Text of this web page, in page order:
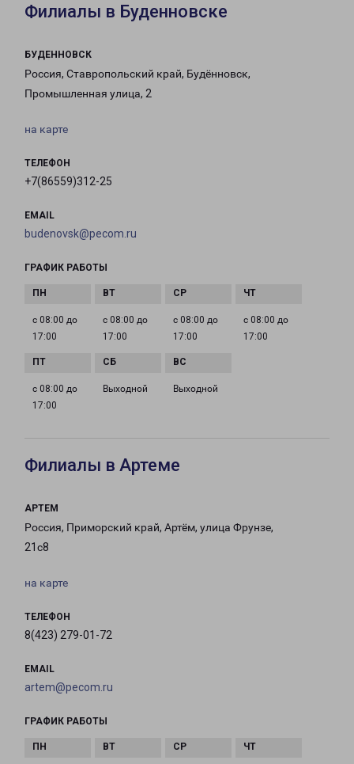
Филиалы в Буденновске
БУДЕННОВСК
Россия, Ставропольский край, Будённовск,
Промышленная улица, 2
на карте
ТЕЛЕФОН
+7(86559)312-25
EMAIL
budenovsk@pecom.ru
ГРАФИК РАБОТЫ
с 08:00 до
17:00
с 08:00 до
17:00
с 08:00 до
17:00
с 08:00 до
17:00
с 08:00 до
17:00
Выходной Выходной
Филиалы в Артеме
АРТЕМ
Россия, Приморский край, Артём, улица Фрунзе,
21с8
на карте
ТЕЛЕФОН
8(423) 279-01-72
EMAIL
artem@pecom.ru
ГРАФИК РАБОТЫ